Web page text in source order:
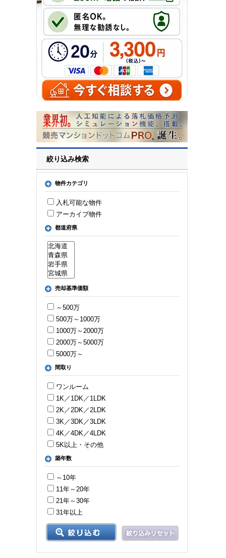
絞り込み検索
物件カテゴリ
入札可能な物件
アーカイブ物件
都道府県
売却基準価額
～500万
500万～1000万
1000万～2000万
2000万～5000万
5000万～
間取り
ワンルーム
1K／1DK／1LDK
2K／2DK／2LDK
3K／3DK／3LDK
4K／4DK／4LDK
5K以上・その他
築年数
～10年
11年～20年
21年～30年
31年以上